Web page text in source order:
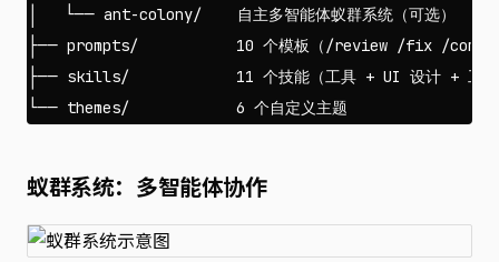
│   └── ant-colony/    自主多智能体蚁群系统（可选）
├── prompts/           10 个模板（/review /fix /
├── skills/            11 个技能（工具 + UI 设计 + 工作
蚁群系统：多智能体协作